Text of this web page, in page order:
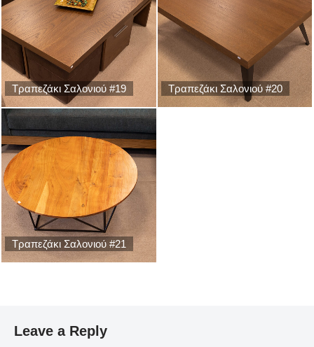
Τραπεζάκι Σαλονιού #19 Τραπεζάκι Σαλονιού #20
Τραπεζάκι Σαλονιού #21
Leave a Reply